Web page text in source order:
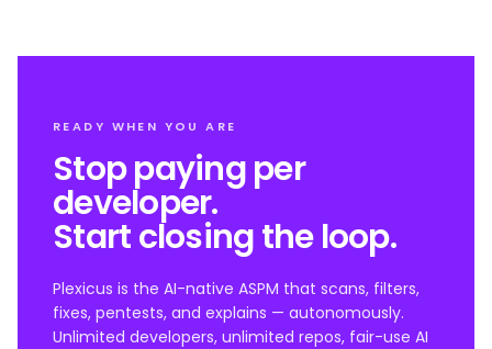
READY WHEN YOU ARE
Stop paying per
developer.
Start closing the loop.
Plexicus is the AI-native ASPM that scans, filters,
fixes, pentests, and explains — autonomously.
Unlimited developers, unlimited repos, fair-use AI